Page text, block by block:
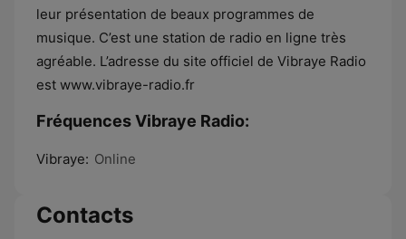
leur présentation de beaux programmes de
musique. C’est une station de radio en ligne très
agréable. L’adresse du site officiel de Vibraye Radio
est www.vibraye-radio.fr
Fréquences Vibraye Radio:
Vibraye: Online
Contacts